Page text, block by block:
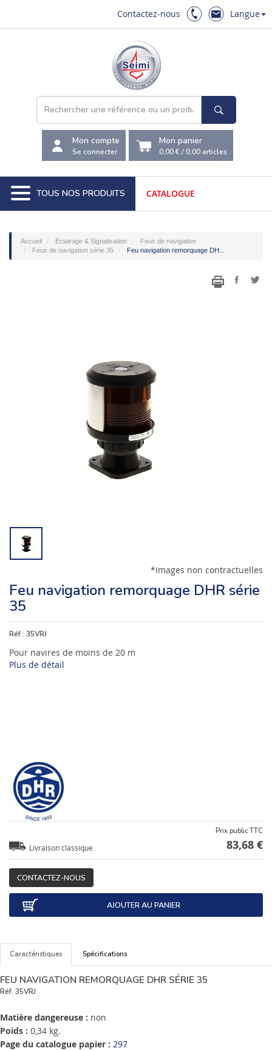
Contactez-nous Langue
Mon compte
Se connecter
Mon panier
0,00 €/0,00 articles
TOUS NOS PRODUITS CATALOGUE
Accueil Éclairage & Signalisation
Feux de navigation
Feux de navigation série 35
Feu navigation remorquage DH...
*Images non contractuelles
Feu navigation remorquage DHR série
35
Réf : 35VRJ
Pour navires de moins de 20 m
Plus de détail
Livraison classique
Prix public TTC
83,68 €
CONTACTEZ-NOUS
AJOUTER AU PANIER
Caractéristiques Spécifications
FEU NAVIGATION REMORQUAGE DHR SÉRIE 35
Réf. 35VRJ
Matière dangereuse : non
Poids : 0,34 kg.
Page du catalogue papier : 297